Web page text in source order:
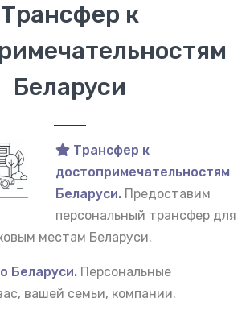
Трансфер к
Беларуси
Трансфер к
достопримечательностям
Беларуси. Предоставим
персональный трансфер для
местам Беларуси.
Беларуси. Персональные
вашей семьи, компании.